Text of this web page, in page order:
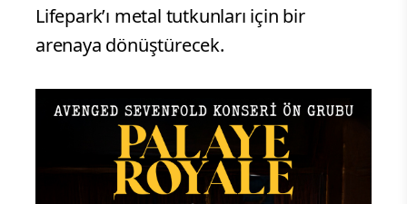
Lifepark’ı metal tutkunları için bir
arenaya dönüştürecek.